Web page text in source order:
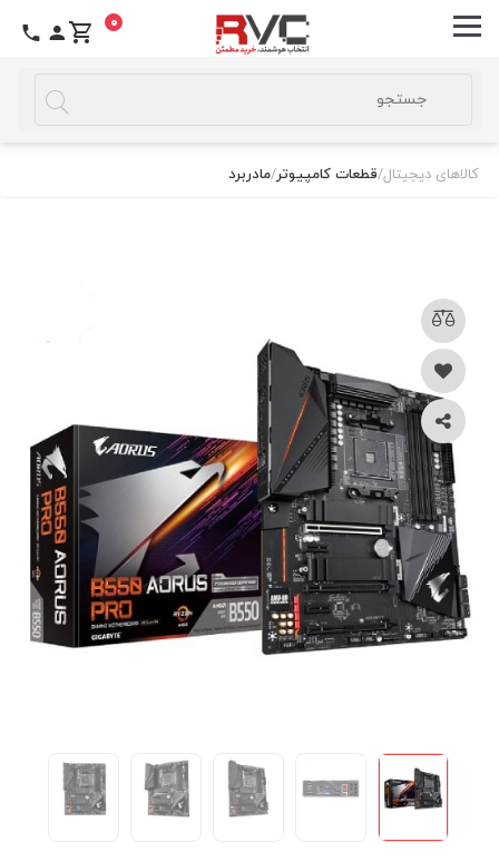
0
کالاهای دیجیتال/قطعات کامپیوتر/مادربرد